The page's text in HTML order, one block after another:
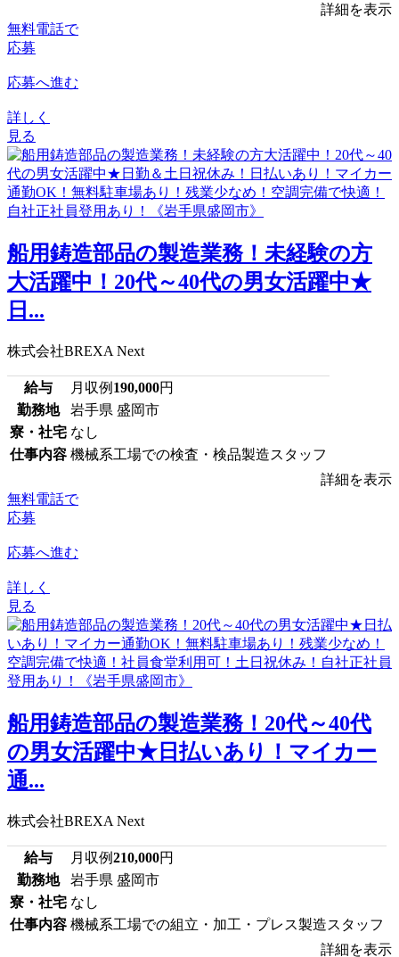
詳細を表示
無料電話で
応募
応募へ進む
詳しく
見る
船用鋳造部品の製造業務！未経験の方
大活躍中！20代～40代の男女活躍中★
日...
株式会社BREXA Next
給与 月収例 190,000円
勤務地
岩手県 盛岡市
寮・社宅 なし
仕事内容 機械系工場での検査・検品製造スタッフ
詳細を表示
無料電話で
応募
応募へ進む
詳しく
見る
船用鋳造部品の製造業務！20代～40代
の男女活躍中★日払いあり！マイカー
通...
株式会社BREXA Next
給与 月収例210,000円
勤務地
岩手県 盛岡市
寮・社宅 なし
仕事内容 機械系工場での組立・加工・プレス製造スタッフ
詳細を表示